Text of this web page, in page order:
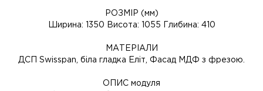
РОЗМІР (мм)
Ширина: 1350 Висота: 1055 Глибина: 410
МАТЕРІАЛИ
ДСП Swisspan, біла гладка Еліт, Фасад МДФ з фрезою.
ОПИС модуля